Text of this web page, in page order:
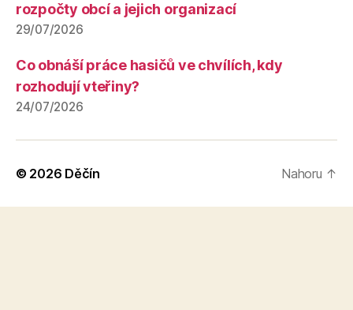
rozpočty obcí a jejich organizací
29/07/2026
Co obnáší práce hasičů ve chvílích, kdy
rozhodují vteřiny?
24/07/2026
© 2026 Děčín Nahoru ↑